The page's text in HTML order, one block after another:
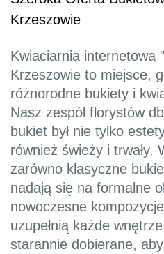
Krzeszowie
Kwiaciarnia internetowa
Krzeszowie to miejsce,
różnorodne bukiety i
Nasz zespół florystów
bukiet był nie tylko
również świeży i trwały.
zarówno klasyczne
nadają się na formalne
nowoczesne
uzupełnią każde
starannie dobierane,